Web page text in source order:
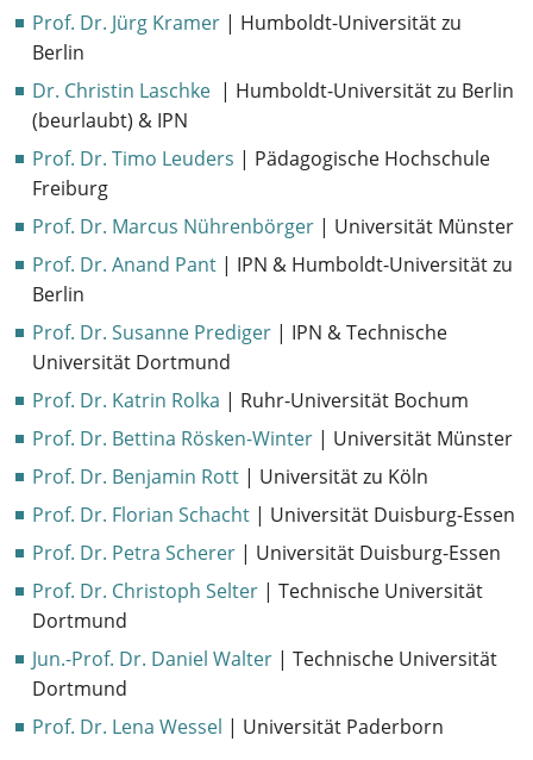
Prof. Dr. Jürg Kramer | Humboldt-Universität zu
Berlin
Dr. Christin Laschke | Humboldt-Universität zu Berlin
(beurlaubt) & IPN
Prof. Dr. Timo Leuders | Pädagogische Hochschule
Freiburg
Prof. Dr. Marcus Nührenbörger | Universität Münster
Prof. Dr. Anand Pant | IPN & Humboldt-Universität zu
Berlin
Prof. Dr. Susanne Prediger | IPN & Technische
Universität Dortmund
Prof. Dr. Katrin Rolka | Ruhr-Universität Bochum
Prof. Dr. Bettina Rösken-Winter | Universität Münster
Prof. Dr. Benjamin Rott | Universität zu Köln
Prof. Dr. Florian Schacht | Universität Duisburg-Essen
Prof. Dr. Petra Scherer | Universität Duisburg-Essen
Prof. Dr. Christoph Selter | Technische Universität
Dortmund
Jun.-Prof. Dr. Daniel Walter | Technische Universität
Dortmund
Prof. Dr. Lena Wessel | Universität Paderborn